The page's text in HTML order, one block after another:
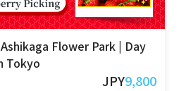
Flower Park | Day
Tokyo
JPY9,800